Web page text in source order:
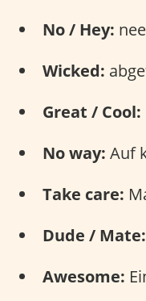
No / Hey:
Wicked:
Great / Cool:
No way: Auf
Take care:
Dude / Mate:
Awesome: